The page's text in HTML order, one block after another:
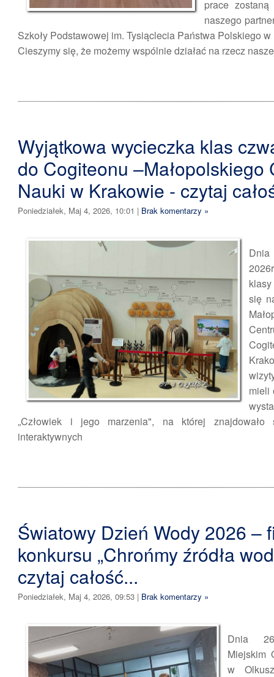
prace
naszego
Szkoły Podstawowej im. Tysiąclecia Państwa Polskiego
Cieszymy się, że możemy wspólnie działać na rzecz
Wyjątkowa wycieczka klas
do Cogiteonu –Małopolskiego
Nauki w Krakowie - czytaj
Poniedziałek, Maj 4, 2026, 10:01 | Brak komentarzy »
się
mieli
„Człowiek i jego marzenia", na której
interaktywnych
Światowy Dzień Wody 2026 –
konkursu „Chrońmy źródła
czytaj całość...
Poniedziałek, Maj 4, 2026, 09:53 | Brak komentarzy »
Dnia
Miejskim
w